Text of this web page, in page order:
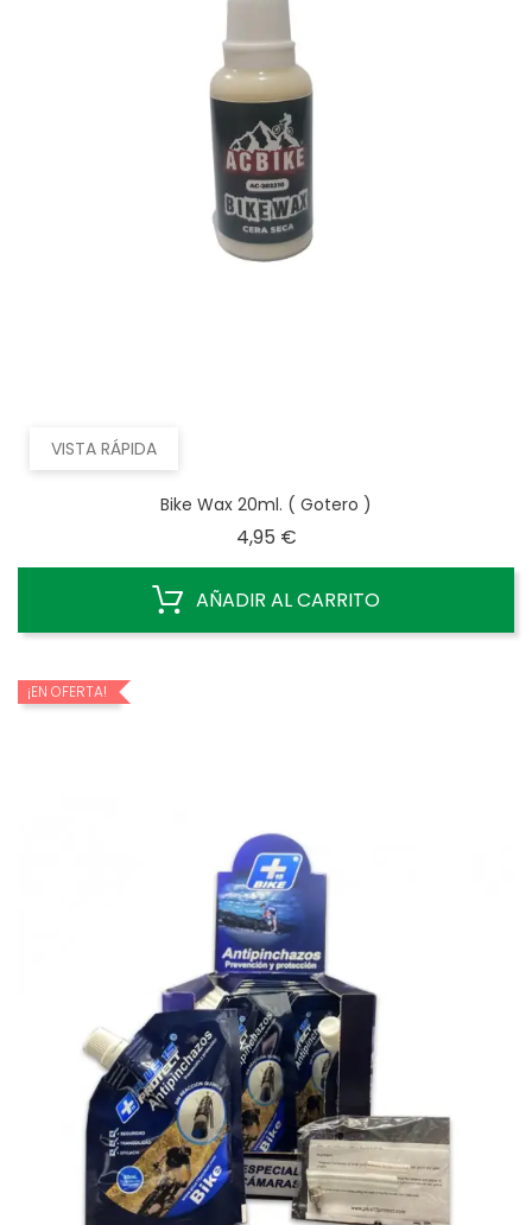
VISTA RÁPIDA
Bike Wax 20ml. ( Gotero )
4,95 €Precio
AÑADIR AL CARRITO
¡EN OFERTA!